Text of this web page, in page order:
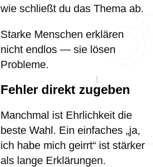
wie schließt du das Thema ab.
Starke Menschen erklären
nicht endlos — sie lösen
Probleme.
Fehler direkt zugeben
Manchmal ist Ehrlichkeit die
beste Wahl. Ein einfaches „ja,
ich habe mich geirrt“ ist stärker
als lange Erklärungen.